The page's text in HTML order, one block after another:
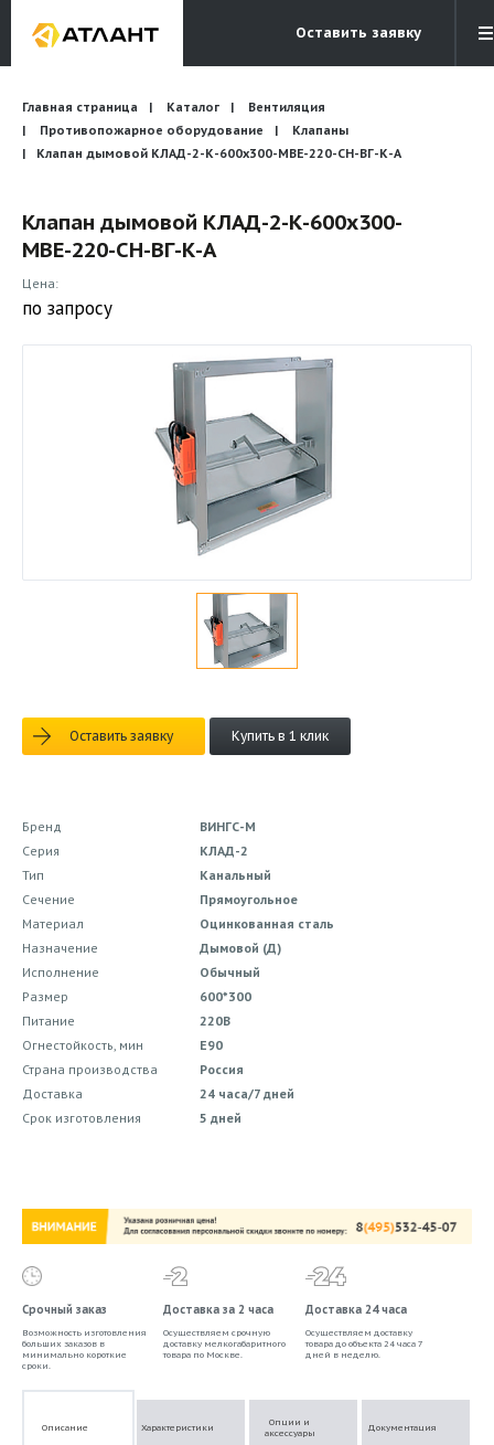
Оставить заявку
Электронная почта
info@atlantcompany.ru
Бесплатный звонок
8 (495) 532-45-07
Бренды
Бланки запросов
Главная страница Каталог
Вентиляция
Противопожарное оборудование
Клапаны
Клапан дымовой КЛАД-2-К-600x300-МВЕ-220-СН-ВГ-К-А
Клапан дымовой КЛАД-2-К-600x300-
МВЕ-220-СН-ВГ-К-А
Цена:
по запросу
Оставить заявку Купить в 1 клик
Бренд
ВИНГС-М
Серия
КЛАД-2
Тип
Канальный
Сечение
Прямоугольное
Материал
Оцинкованная сталь
Назначение
Дымовой (Д)
Исполнение
Обычный
Размер
600*300
Питание
220В
Огнестойкость, мин
E90
Страна производства
Россия
Доставка
24 часа/7 дней
Срок изготовления
5 дней
Срочный заказ
Возможность изготовления
больших заказов в
минимально короткие
сроки.
Доставка за 2 часа
Осуществляем срочную
доставку мелкогабаритного
товара по Москве.
Доставка 24 часа
Осуществляем доставку
товара до объекта 24 часа 7
дней в неделю.
Описание Характеристики
Опции и
аксессуары
Документация